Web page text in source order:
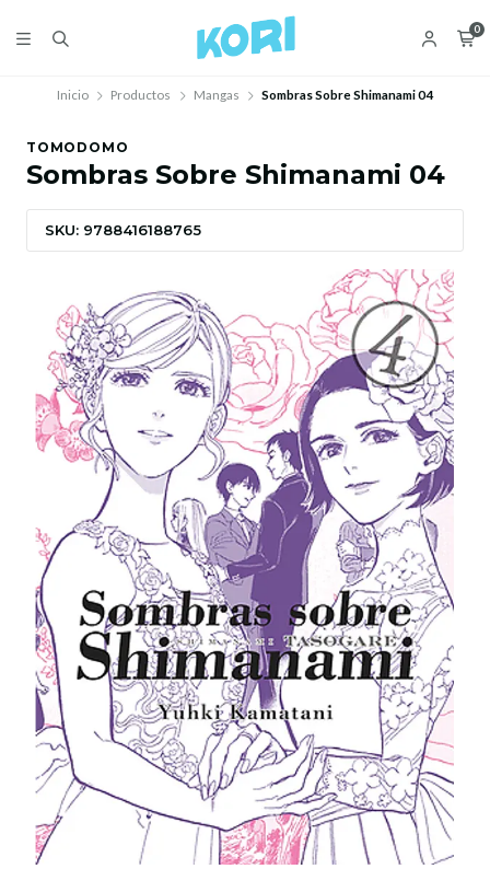
0
Inicio Productos Mangas Sombras Sobre Shimanami 04
TOMODOMO
Sombras Sobre Shimanami 04
SKU: 9788416188765